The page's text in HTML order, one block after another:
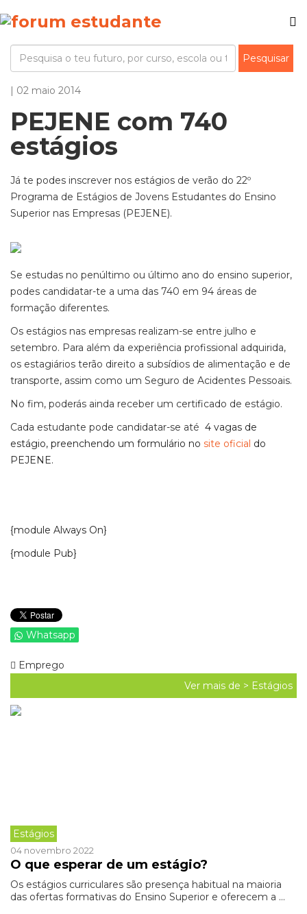
| 02 maio 2014
PEJENE com 740
estágios
Já te podes inscrever nos estágios de verão do 22º
Programa de Estágios de Jovens Estudantes do Ensino
Superior nas Empresas (PEJENE).
Se estudas no penúltimo ou último ano do ensino superior,
podes candidatar-te a uma das 740 em 94 áreas de
formação diferentes.
Os estágios nas empresas realizam-se entre julho e
setembro. Para além da experiência profissional adquirida,
os estagiários terão direito a subsídios de alimentação e de
transporte, assim como um Seguro de Acidentes Pessoais.
No fim, poderás ainda receber um certificado de estágio.
Cada estudante pode candidatar-se até 4 vagas de
estágio, preenchendo um formulário no site oficial do
PEJENE.
{module Always On}
{module Pub}
Whatsapp
Emprego
Ver mais de > Estágios
Estágios
04 novembro 2022
O que esperar de um estágio?
Os estágios curriculares são presença habitual na maioria
das ofertas formativas do Ensino Superior e oferecem a ...